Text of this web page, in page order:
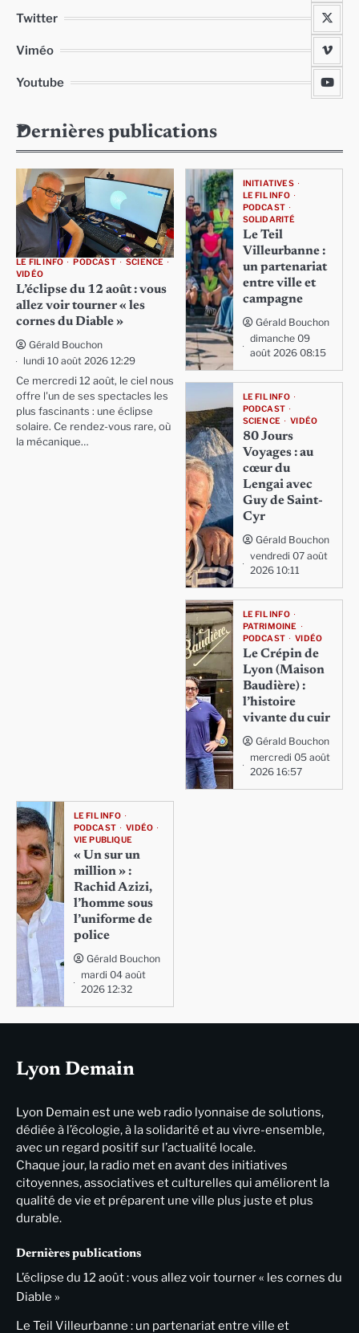
Twitter
Viméo
Youtube
Dernières publications
LE FIL INFO PODCAST
SCIENCE
VIDÉO
L’éclipse du 12 août : vous
allez voir tourner « les
cornes du Diable »
Gérald Bouchon
lundi 10 août 2026 12:29
Ce mercredi 12 août, le ciel nous
offre l'un de ses spectacles les
plus fascinants : une éclipse
solaire. Ce rendez-vous rare, où
la mécanique…
INITIATIVES
LE FIL INFO
PODCAST
SOLIDARITÉ
Le Teil
Villeurbanne :
un partenariat
entre ville et
campagne
Gérald Bouchon
dimanche 09
août 2026 08:15
LE FIL INFO
PODCAST
SCIENCE
VIDÉO
80 Jours
Voyages : au
cœur du
Lengai avec
Guy de Saint-
Cyr
Gérald Bouchon
vendredi 07 août
2026 10:11
LE FIL INFO
PATRIMOINE
PODCAST
VIDÉO
Le Crépin de
Lyon (Maison
Baudière) :
l’histoire
vivante du cuir
Gérald Bouchon
mercredi 05 août
2026 16:57
LE FIL INFO
PODCAST
VIDÉO
VIE PUBLIQUE
« Un sur un
million » :
Rachid Azizi,
l’homme sous
l’uniforme de
police
Gérald Bouchon
mardi 04 août
2026 12:32
Lyon Demain
Lyon Demain est une web radio lyonnaise de solutions,
dédiée à l’écologie, à la solidarité et au vivre-ensemble,
avec un regard positif sur l’actualité locale.
Chaque jour, la radio met en avant des initiatives
citoyennes, associatives et culturelles qui améliorent la
qualité de vie et préparent une ville plus juste et plus
durable.
Dernières publications
L’éclipse du 12 août : vous allez voir tourner « les cornes du
Diable »
Le Teil Villeurbanne : un partenariat entre ville et